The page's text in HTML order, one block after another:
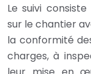
Le suivi
sur le chantier
la conformité
charges, à